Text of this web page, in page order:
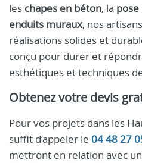
les chapes en béton, la pose
enduits muraux, nos
réalisations solides et
conçu pour durer et
esthétiques et techniques
Obtenez votre devis
Pour vos projets dans les
suffit d’appeler le 04 48 27
mettront en relation avec un